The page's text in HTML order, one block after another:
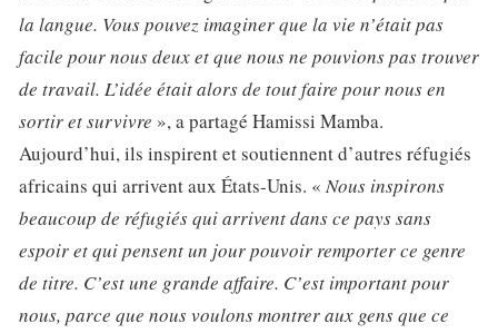
la langue. Vous pouvez imaginer que la vie n’était pas
facile pour nous deux et que nous ne pouvions pas trouver
de travail. L’idée était alors de tout faire pour nous en
sortir et survivre », a partagé Hamissi Mamba.
Aujourd’hui, ils inspirent et soutiennent d’autres réfugiés
africains qui arrivent aux États-Unis. « Nous inspirons
beaucoup de réfugiés qui arrivent dans ce pays sans
espoir et qui pensent un jour pouvoir remporter ce genre
de titre. C’est une grande affaire. C’est important pour
nous, parce que nous voulons montrer aux gens que ce